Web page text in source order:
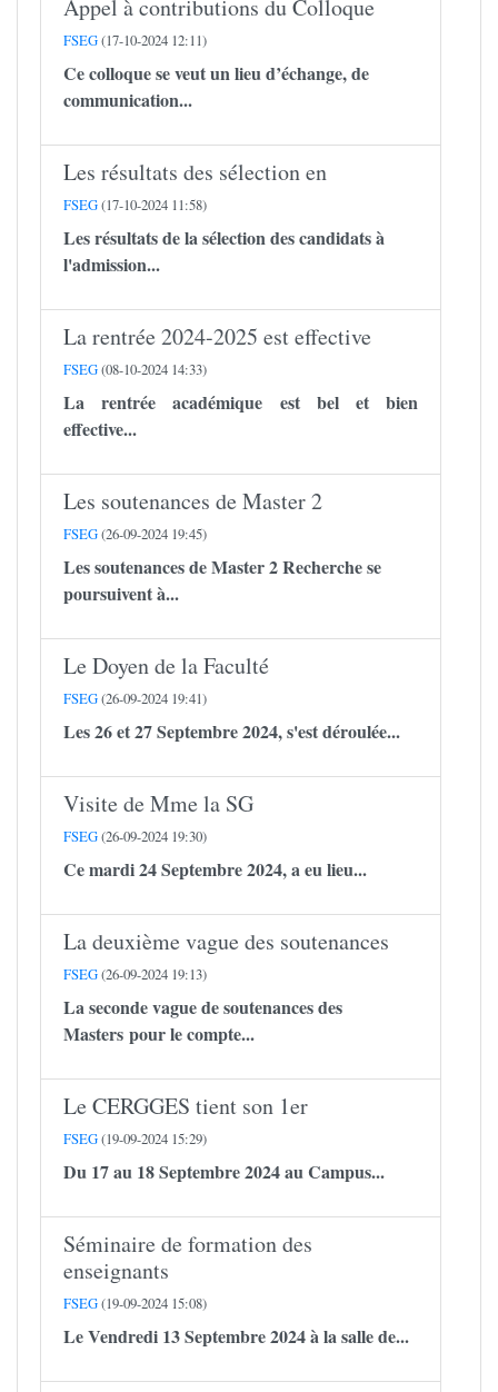
Appel à contributions du Colloque
FSEG(17-10-2024 12:11)
Ce colloque se veut un lieu d’échange, de
communication...
Les résultats des sélection en
FSEG(17-10-2024 11:58)
Les résultats de la sélection des candidats à
l'admission...
La rentrée 2024-2025 est effective
FSEG(08-10-2024 14:33)
La rentrée académique est bel et bien
effective...
Les soutenances de Master 2
FSEG(26-09-2024 19:45)
Les soutenances de Master 2 Recherche se
poursuivent à...
Le Doyen de la Faculté
FSEG(26-09-2024 19:41)
Les 26 et 27 Septembre 2024, s'est déroulée...
Visite de Mme la SG
FSEG(26-09-2024 19:30)
Ce mardi 24 Septembre 2024, a eu lieu...
La deuxième vague des soutenances
FSEG(26-09-2024 19:13)
La seconde vague de soutenances des
Masters pour le compte...
Le CERGGES tient son 1er
FSEG(19-09-2024 15:29)
Du 17 au 18 Septembre 2024 au Campus...
Séminaire de formation des
enseignants
FSEG(19-09-2024 15:08)
Le Vendredi 13 Septembre 2024 à la salle de...